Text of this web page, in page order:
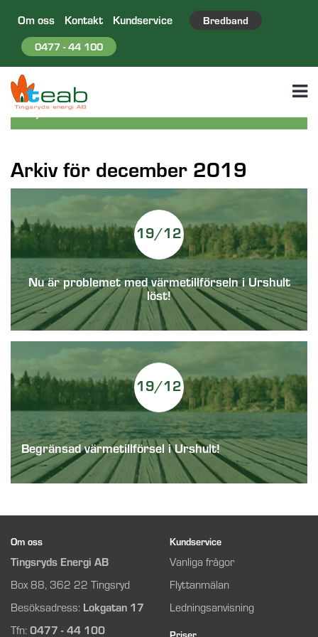
Om oss Kontakt Kundservice
Bredband
0477 - 44 100
Arkiv för december 2019
19/12
Nu är problemet med värmetillförseln i Urshult
löst!
19/12
Begränsad värmetillförsel i Urshult!
Om oss
Tingsryds Energi AB
Box 88, 362 22 Tingsryd
Besöksadress: Lokgatan 17
Tfn:0477 - 44 100
Kundservice
Vanliga frågor
Flyttanmälan
Ledningsanvisning